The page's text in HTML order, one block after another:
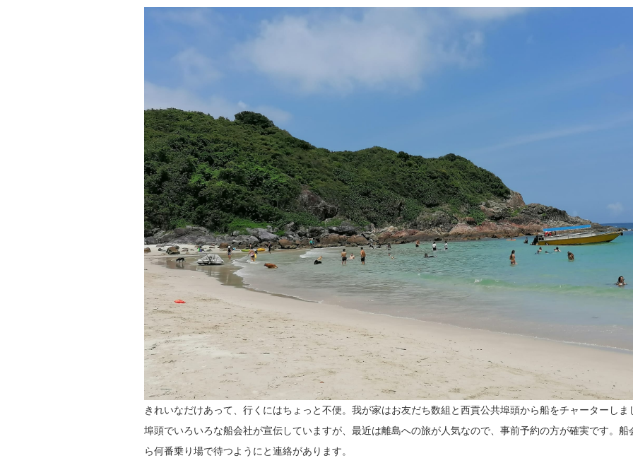
きれいなだけあって、行くにはちょっと不便。我が家はお友だち数組と西貢公共埠頭から船をチャーターしま
埠頭でいろいろな船会社が宣伝していますが、最近は離島への旅が人気なので、事前予約の方が確実です。船
ら何番乗り場で待つようにと連絡があります。